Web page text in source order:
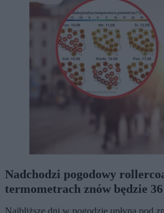
Nadchodzi pogodowy
termometrach znów będzie
Najbliższe dni w pogodzie upłyną pod